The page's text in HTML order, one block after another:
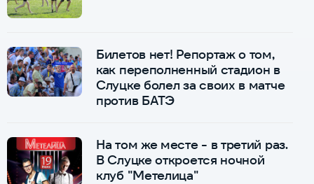
Билетов нет! Репортаж о том,
как переполненный стадион в
Слуцке болел за своих в матче
против БАТЭ
На том же месте - в третий раз.
В Слуцке откроется ночной
клуб "Метелица"